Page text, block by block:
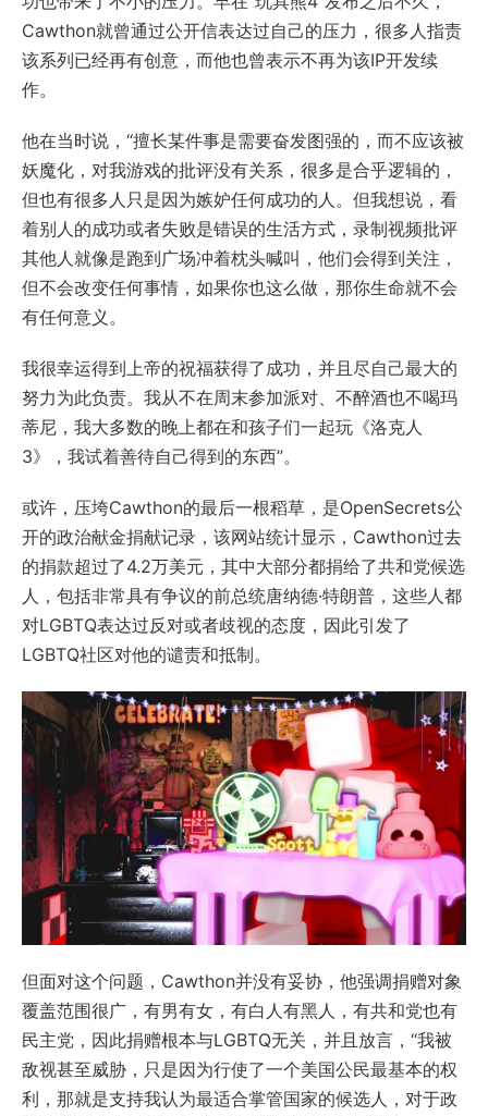
Cawthon就曾通过公开信表达过自己的压力，很多人指责
该系列已经再有创意，而他也曾表示不再为该IP开发续
作。
他在当时说，“擅长某件事是需要奋发图强的，而不应该被
妖魔化，对我游戏的批评没有关系，很多是合乎逻辑的，
但也有很多人只是因为嫉妒任何成功的人。但我想说，看
着别人的成功或者失败是错误的生活方式，录制视频批评
其他人就像是跑到广场冲着枕头喊叫，他们会得到关注，
但不会改变任何事情，如果你也这么做，那你生命就不会
有任何意义。
我很幸运得到上帝的祝福获得了成功，并且尽自己最大的
努力为此负责。我从不在周末参加派对、不醉酒也不喝玛
蒂尼，我大多数的晚上都在和孩子们一起玩《洛克人
3》，我试着善待自己得到的东西”。
或许，压垮Cawthon的最后一根稻草，是OpenSecrets公
开的政治献金捐献记录，该网站统计显示，Cawthon过去
的捐款超过了4.2万美元，其中大部分都捐给了共和党候选
人，包括非常具有争议的前总统唐纳德·特朗普，这些人都
对LGBTQ表达过反对或者歧视的态度，因此引发了
LGBTQ社区对他的谴责和抵制。
但面对这个问题，Cawthon并没有妥协，他强调捐赠对象
覆盖范围很广，有男有女，有白人有黑人，有共和党也有
民主党，因此捐赠根本与LGBTQ无关，并且放言，“我被
敌视甚至威胁，只是因为行使了一个美国公民最基本的权
利，那就是支持我认为最适合掌管国家的候选人，对于政